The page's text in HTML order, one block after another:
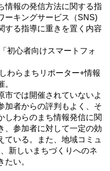
情報の発信方法に関する指
ーキングサービス（SNS)
する指導に重きを置く内容
初心者向けスマートフォ
わらまちリポーター+情報
では開催されていないよ
加者からの評判もよく、そ
しわらのまち情報発信に関
、参加者に対して一定の効
ている。また、地域コミュ
新しいまちづくりへのネ
い。